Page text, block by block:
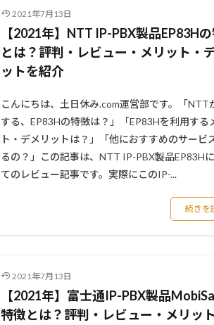
2021年7月13日
【2021年】NTT IP-PBX製品EP83H
とは？評判・レビュー・メリット・
ットを紹介
こんにちは、土日休み.com運営部です。「NTT
する、EP83Hの特徴は？」「EP83Hを利用する
ト・デメリットは？」「他におすすめのサービ
るの？」この記事は、NTT IP-PBX製品EP83H
てのレビュー記事です。実際にこのIP-...
続きを
2021年7月13日
【2021年】富士通IP-PBX製品
特徴とは？評判・レビュー・メリッ